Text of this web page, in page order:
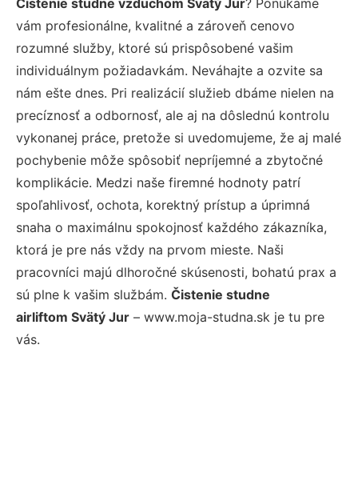
vám profesionálne, kvalitné a zároveň cenovo
rozumné služby, ktoré sú prispôsobené vašim
individuálnym požiadavkám. Neváhajte a ozvite sa
nám ešte dnes. Pri realizácií služieb dbáme nielen na
precíznosť a odbornosť, ale aj na dôslednú kontrolu
vykonanej práce, pretože si uvedomujeme, že aj malé
pochybenie môže spôsobiť nepríjemné a zbytočné
komplikácie. Medzi naše firemné hodnoty patrí
spoľahlivosť, ochota, korektný prístup a úprimná
snaha o maximálnu spokojnosť každého zákazníka,
ktorá je pre nás vždy na prvom mieste. Naši
pracovníci majú dlhoročné skúsenosti, bohatú prax a
sú plne k vašim službám. Čistenie studne
airliftom Svätý Jur – www.moja-studna.sk je tu pre
vás.